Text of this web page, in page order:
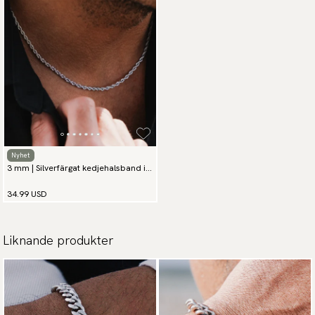
Nyhet
3 mm | Silverfärgat kedjehalsband i
34.99 USD
Liknande produkter